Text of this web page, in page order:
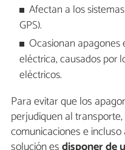
Afectan a los
GPS).
Ocasionan apagones
eléctrica, causados por
eléctricos.
Para evitar que los
perjudiquen al
comunicaciones e